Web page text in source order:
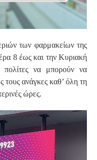
των φαρμακείων της
8 έως και την Κυριακή
πολίτες να μπορούν να
τους ανάγκες καθ’ όλη τη
ώρες.